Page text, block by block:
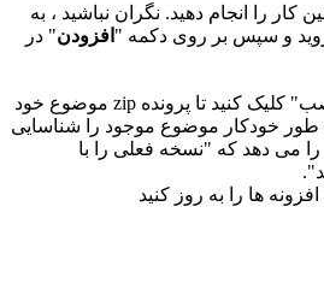
کار را انجام دهید. نگران نباشید ، به
و سپس بر روی دکمه " افزودن" در
پس از آن بر روی دکمه "نصب" کلیک کنید تا پرونده zip موضوع خود
طور خودکار موضوع موجود را شناسایی
می دهد که "نسخه فعلی را با